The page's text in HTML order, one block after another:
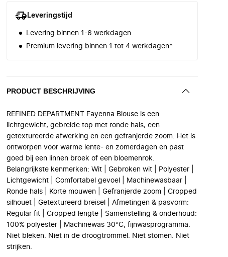
Leveringstijd
Levering binnen 1-6 werkdagen
Premium levering binnen 1 tot 4 werkdagen*
PRODUCT BESCHRIJVING
REFINED DEPARTMENT Fayenna Blouse is een
lichtgewicht, gebreide top met ronde hals, een
getextureerde afwerking en een gefranjerde zoom. Het is
ontworpen voor warme lente- en zomerdagen en past
goed bij een linnen broek of een bloemenrok.
Belangrijkste kenmerken: Wit | Gebroken wit | Polyester |
Lichtgewicht | Comfortabel gevoel | Machinewasbaar |
Ronde hals | Korte mouwen | Gefranjerde zoom | Cropped
silhouet | Getextureerd breisel | Afmetingen & pasvorm:
Regular fit | Cropped lengte | Samenstelling & onderhoud:
100% polyester | Machinewas 30°C, fijnwasprogramma.
Niet bleken. Niet in de droogtrommel. Niet stomen. Niet
strijken.